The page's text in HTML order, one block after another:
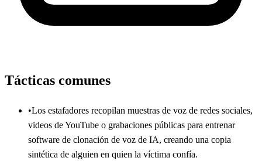
Tácticas comunes
•Los estafadores recopilan muestras de voz de redes sociales,
videos de YouTube o grabaciones públicas para entrenar
software de clonación de voz de IA, creando una copia
sintética de alguien en quien la víctima confía.